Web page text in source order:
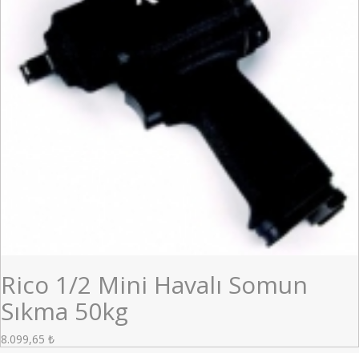
Rico 1/2 Mini Havalı Somun
Sıkma 50kg
8.099,65 ₺